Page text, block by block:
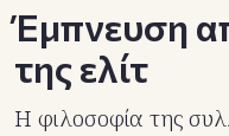
Έμπνευση
της ελίτ
Η φιλοσοφία της